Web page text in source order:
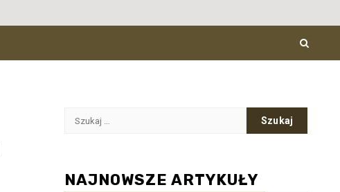
Szukaj:
NAJNOWSZE ARTYKUŁY